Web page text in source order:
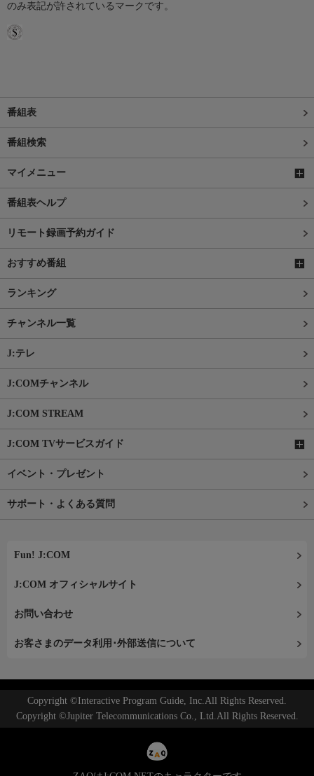
のみ表記が許されているマークです。
番組表
番組検索
マイメニュー
番組表ヘルプ
リモート録画予約ガイド
おすすめ番組
ランキング
チャンネル一覧
J:テレ
J:COMチャンネル
J:COM STREAM
J:COM TVサービスガイド
イベント・プレゼント
サポート・よくある質問
Fun! J:COM
J:COM オフィシャルサイト
お問い合わせ
お客さまのデータ利用･外部送信について
Copyright ©Interactive Program Guide, Inc.All Rights Reserved.
Copyright ©Jupiter Telecommunications Co., Ltd.All Rights Reserved.